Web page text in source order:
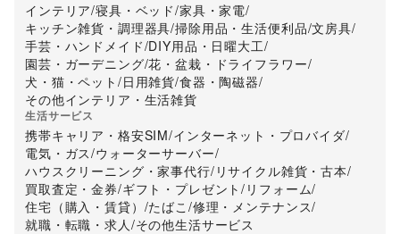
インテリア/寝具・ベッド/家具・家電/
キッチン雑貨・調理器具/掃除用品・生活便利品/文房具/
手芸・ハンドメイド/DIY用品・日曜大工/
園芸・ガーデニング/花・盆栽・ドライフラワー/
犬・猫・ペット /日用雑貨/食器・陶磁器/
その他インテリア・生活雑貨
生活サービス
携帯キャリア・格安SIM/インターネット・プロバイダ/
電気・ガス/ウォーターサーバー/
ハウスクリーニング・家事代行/ リサイクル雑貨・古本/
買取査定・金券/ギフト・プレゼント/ リフォーム/
住宅（購入・賃貸） /たばこ /修理・メンテナンス/
就職・転職・求人/その他生活サービス